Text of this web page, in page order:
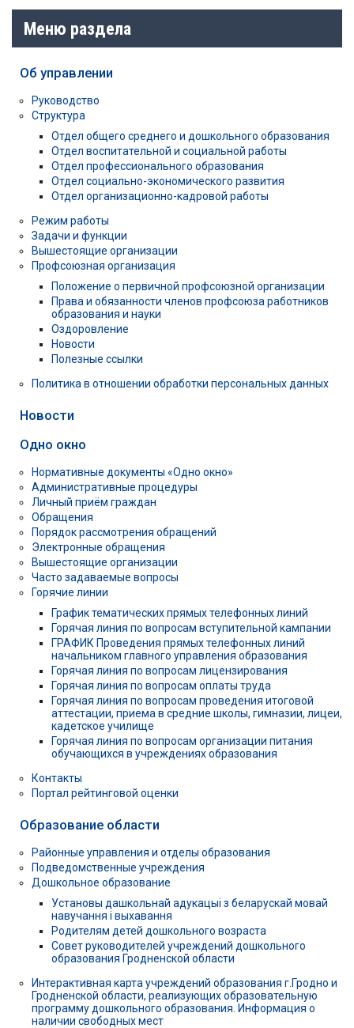
Меню раздела
Об управлении
Руководство
Структура
Отдел общего среднего и дошкольного образования
Отдел воспитательной и социальной работы
Отдел профессионального образования
Отдел социально-экономического развития
Отдел организационно-кадровой работы
Режим работы
Задачи и функции
Вышестоящие организации
Профсоюзная организация
Положение о первичной профсоюзной организации
Права и обязанности членов профсоюза работников
образования и науки
Оздоровление
Новости
Полезные ссылки
Политика в отношении обработки персональных данных
Новости
Одно окно
Нормативные документы «Одно окно»
Административные процедуры
Личный приём граждан
Обращения
Порядок рассмотрения обращений
Электронные обращения
Вышестоящие организации
Часто задаваемые вопросы
Горячие линии
График тематических прямых телефонных линий
Горячая линия по вопросам вступительной кампании
ГРАФИК Проведения прямых телефонных линий
начальником главного управления образования
Горячая линия по вопросам лицензирования
Горячая линия по вопросам оплаты труда
Горячая линия по вопросам проведения итоговой
аттестации, приема в средние школы, гимназии, лицеи,
кадетское училище
Горячая линия по вопросам организации питания
обучающихся в учреждениях образования
Контакты
Портал рейтинговой оценки
Образование области
Районные управления и отделы образования
Подведомственные учреждения
Дошкольное образование
Установы дашкольнай адукацыі з беларускай мовай
навучання і выхавання
Родителям детей дошкольного возраста
Совет руководителей учреждений дошкольного
образования Гродненской области
Интерактивная карта учреждений образования г.Гродно и
Гродненской области, реализующих образовательную
программу дошкольного образования. Информация о
наличии свободных мест